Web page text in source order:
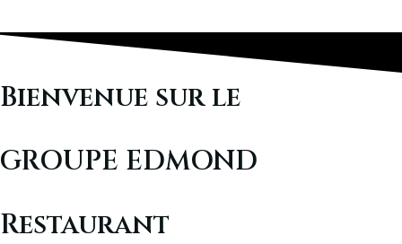
Bienvenue sur le
GROUPE EDMOND
Restaurant